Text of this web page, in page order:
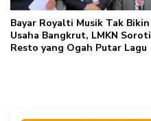
Bayar Royalti Musik Tak Bikin
Usaha Bangkrut, LMKN Soroti
Resto yang Ogah Putar Lagu